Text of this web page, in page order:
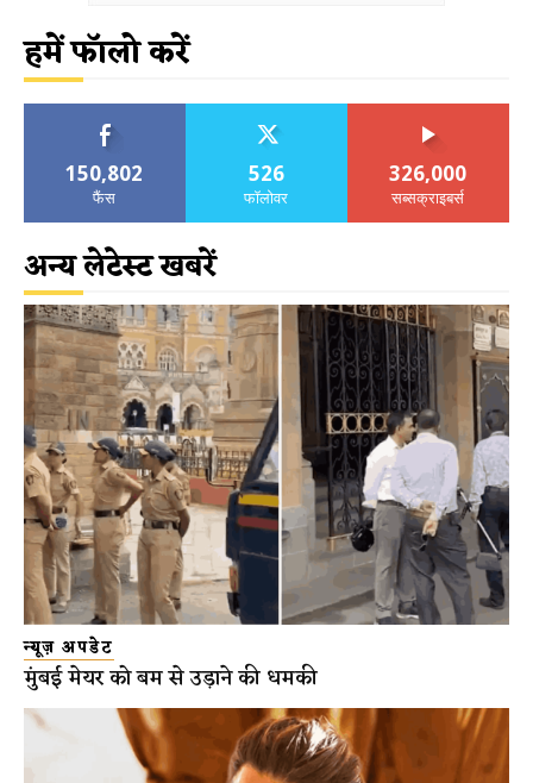
हमें फॉलो करें
150,802
फैंस
526
फॉलोवर
326,000
सब्सक्राइबर्स
अन्य लेटेस्ट खबरें
न्यूज़ अपडेट
मुंबई मेयर को बम से उड़ाने की धमकी